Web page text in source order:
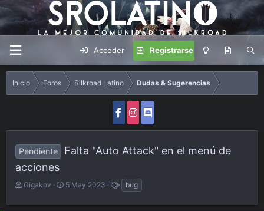
Acceder Registrarse
Inicio Foros Silkroad Latino Dudas & Sugerencias
Pendiente
Falta "Auto Attack" en el menú de
acciones
A
t
Gigakov
F
c
5 May 2023
i
bug